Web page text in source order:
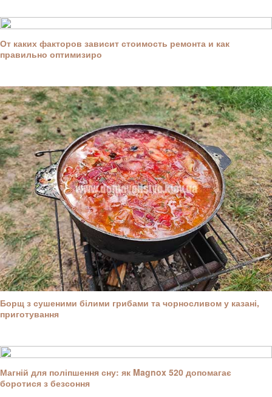
От каких факторов зависит стоимость ремонта и как
правильно оптимизиро
Борщ з сушеними білими грибами та чорносливом у казані,
приготування
Магній для поліпшення сну: як Magnox 520 допомагає
боротися з безсоння